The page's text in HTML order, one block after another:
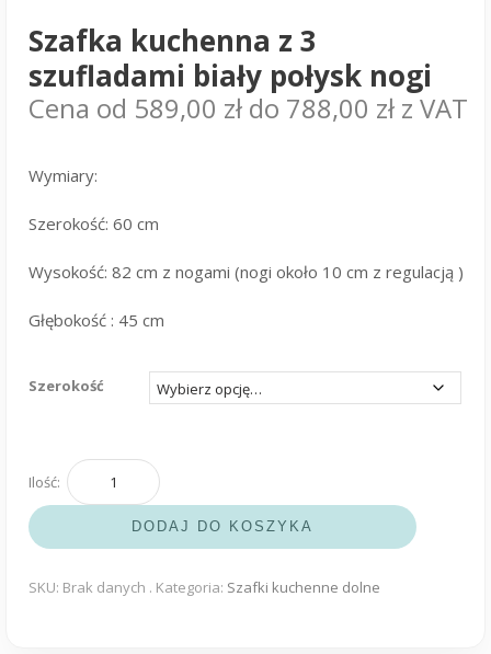
Szafka kuchenna z 3
szufladami biały połysk nogi
Cena od 589,00 zł do 788,00 zł z VAT
Wymiary:
Szerokość: 60 cm
Wysokość: 82 cm z nogami (nogi około 10 cm z regulacją )
Głębokość : 45 cm
Szerokość
ilość
Szafka
kuchenna
szufladami
DODAJ DO KOSZYKA
SKU: Brak danych . Kategoria: Szafki kuchenne dolne